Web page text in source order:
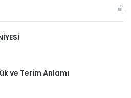
ve Terim Anlamı